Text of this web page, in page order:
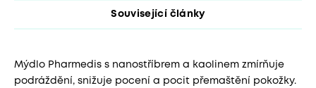
Související články
Mýdlo Pharmedis s nanostříbrem a kaolinem zmírňuje
podráždění, snižuje pocení a pocit přemaštění pokožky.